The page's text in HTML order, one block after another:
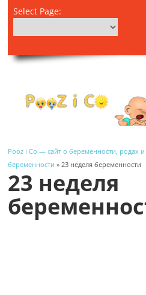
Select Page:
Pooz i Co — сайт о беременности, родах и
беременности » 23 неделя беременности
23 неделя